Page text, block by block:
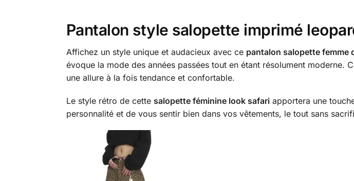
Pantalon style salopette imprimé
Affichez un style unique et audacieux avec ce pantalon salopette femme
évoque la mode des années passées tout en étant résolument
une allure à la fois tendance et confortable.
Le style rétro de cette salopette féminine look safariapportera une
personnalité et de vous sentir bien dans vos vêtements, le tout sans